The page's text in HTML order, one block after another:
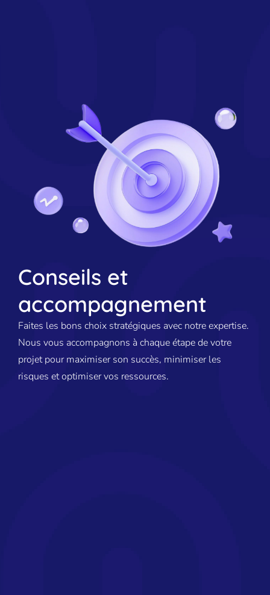
Conseils et
accompagnement
Faites les bons choix stratégiques avec notre expertise.
Nous vous accompagnons à chaque étape de votre
projet pour maximiser son succès, minimiser les
risques et optimiser vos ressources.